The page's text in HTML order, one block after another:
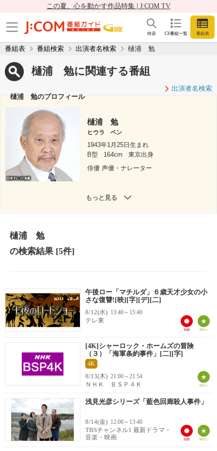
この夏、心を動かす作品特集 | J:COM TV
CS番組一覧 番組表
検索
番組表 番組検索 出演者名検索 樋浦 勉
樋浦 勉に関連する番組
出演者名検索
樋浦 勉のプロフィール
樋浦 勉
ヒウラ ベン
1943年1月25日生まれ
B型
164cm
東京出身
俳優 声優・ナレーター
もっと見る
樋浦 勉
の検索結果[5件]
午後ロー「マチルダ」６歳天才少女の小
さな復讐![映][字][デ][二]
8/12(水) 13:40～15:40
テレ東
[4K]シャーロック・ホームズの冒険
（３）「海軍条約事件」[二][字]
4K
8/13(木) 21:00～21:54
ＮＨＫ ＢＳＰ４Ｋ
浅見光彦シリーズ「藍色回廊殺人事件」
8/14(金) 12:00～13:40
TBSチャンネル1 最新ドラマ・
音楽・映画